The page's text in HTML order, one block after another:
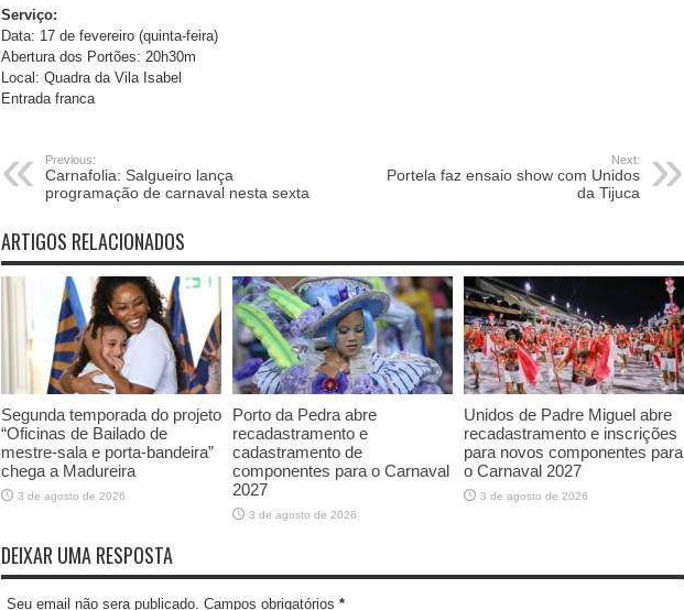
Serviço:
Data: 17 de fevereiro (quinta-feira)
Abertura dos Portões: 20h30m
Local: Quadra da Vila Isabel
Entrada franca
Previous:
Carnafolia: Salgueiro lança
programação de carnaval nesta sexta
Next:
Portela faz ensaio show com Unidos
da Tijuca
ARTIGOS RELACIONADOS
Segunda temporada do projeto
“Oficinas de Bailado de
mestre-sala e porta-bandeira”
chega a Madureira
3 de agosto de 2026
Porto da Pedra abre
recadastramento e
cadastramento de
componentes para o Carnaval
2027
3 de agosto de 2026
Unidos de Padre Miguel abre
recadastramento e inscrições
para novos componentes para
o Carnaval 2027
3 de agosto de 2026
DEIXAR UMA RESPOSTA
Seu email não sera publicado. Campos obrigatórios *